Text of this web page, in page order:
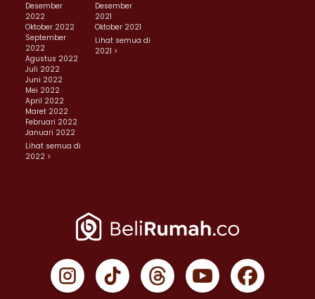
Desember
2022
Oktober 2022
September
2022
Agustus 2022
Juli 2022
Juni 2022
Mei 2022
April 2022
Maret 2022
Februari 2022
Januari 2022
Lihat semua di
2022 >
Desember
2021
Oktober 2021
Lihat semua di
2021 >